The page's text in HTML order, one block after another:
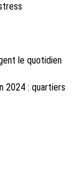
le quotidien
2024 : quartiers